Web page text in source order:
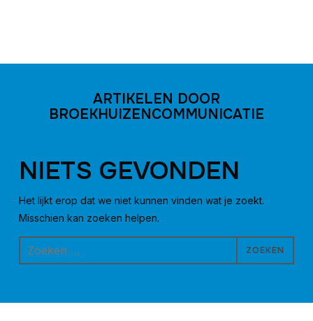
ARTIKELEN DOOR
BROEKHUIZENCOMMUNICATIE
NIETS GEVONDEN
Het lijkt erop dat we niet kunnen vinden wat je zoekt.
Misschien kan zoeken helpen.
Zoeken
naar: